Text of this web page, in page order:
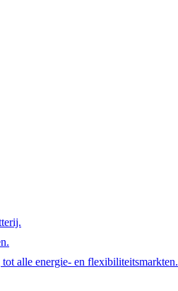
alle energie- en flexibiliteitsmarkten.